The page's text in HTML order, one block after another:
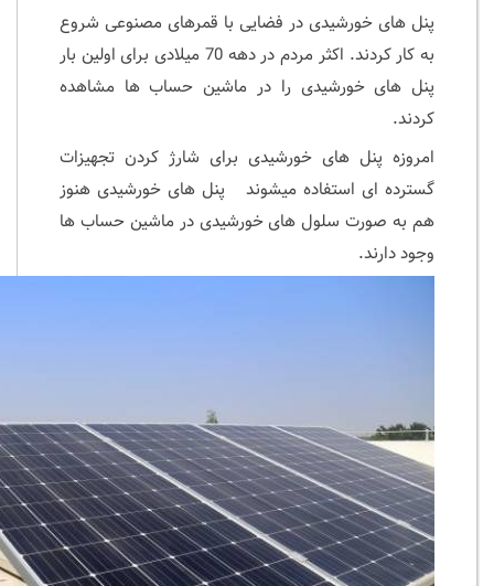
پنل های خورشیدی در فضایی با قمرهای مصنوعی شروع
به کار کردند. اکثر مردم در دهه 70 میلادی برای اولین بار
پنل های خورشیدی را در ماشین حساب ها مشاهده
کردند.
امروزه پنل های خورشیدی برای شارژ کردن تجهیزات
گسترده ای استفاده میشوند پنل های خورشیدی هنوز
هم به صورت سلول های خورشیدی در ماشین حساب ها
وجود دارند.